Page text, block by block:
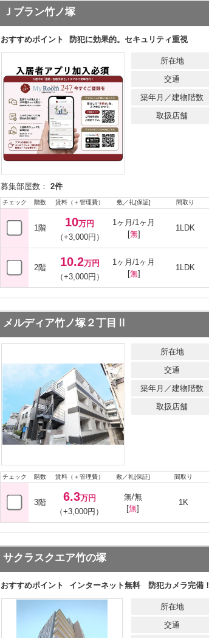
Ｊブラン竹ノ塚
おすすめポイント 防犯に効果的。セキュリティ重視
所在地
交通
築年月／建物階数
取扱店舗
募集部屋数： 2件
チェック 階数 賃料（＋管理費） 敷／礼[保証] 間取り
1階 10万円
（+3,000円）
1ヶ月/1ヶ月
[無]
1LDK
2階 10.2万円
（+3,000円）
1ヶ月/1ヶ月
[無]
1LDK
メルディア竹ノ塚２丁目Ⅱ
所在地
交通
築年月／建物階数
取扱店舗
チェック 階数 賃料（＋管理費） 敷／礼[保証] 間取り
3階 6.3万円
（+3,000円）
無/無
[無]
1K
サクラスクエア竹の塚
おすすめポイント インターネット無料 防犯カメラ完備！
所在地
交通